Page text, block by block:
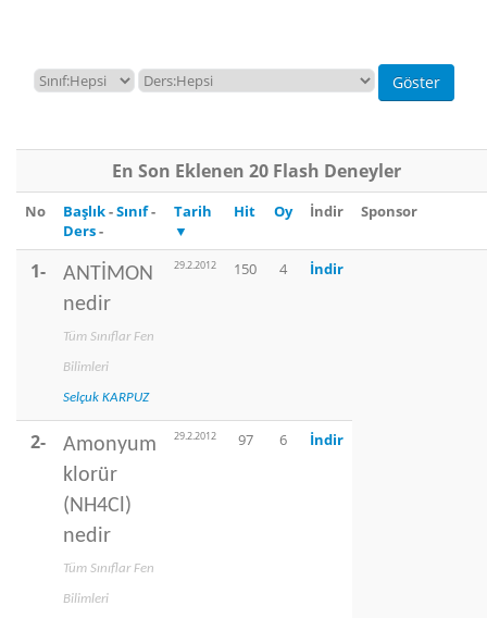
En Son Eklenen 20 Flash Deneyler
No Başlık-Sınıf-
Ders-
Tarih
▼
Hit Oy İndir Sponsor
1-
ANTİMON
nedir
Tüm Sınıflar Fen
Bilimleri
Selçuk KARPUZ
29.2.2012 150 4 İndir
2-
Amonyum
klorür
(NH4Cl)
nedir
Tüm Sınıflar Fen
Bilimleri
29.2.2012 97 6 İndir